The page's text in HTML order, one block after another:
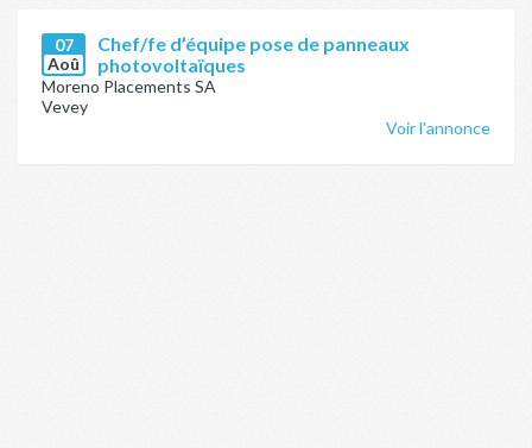
07
Aoû
Chef/fe d’équipe pose de panneaux
photovoltaïques
Moreno Placements SA
Vevey
Voir l'annonce